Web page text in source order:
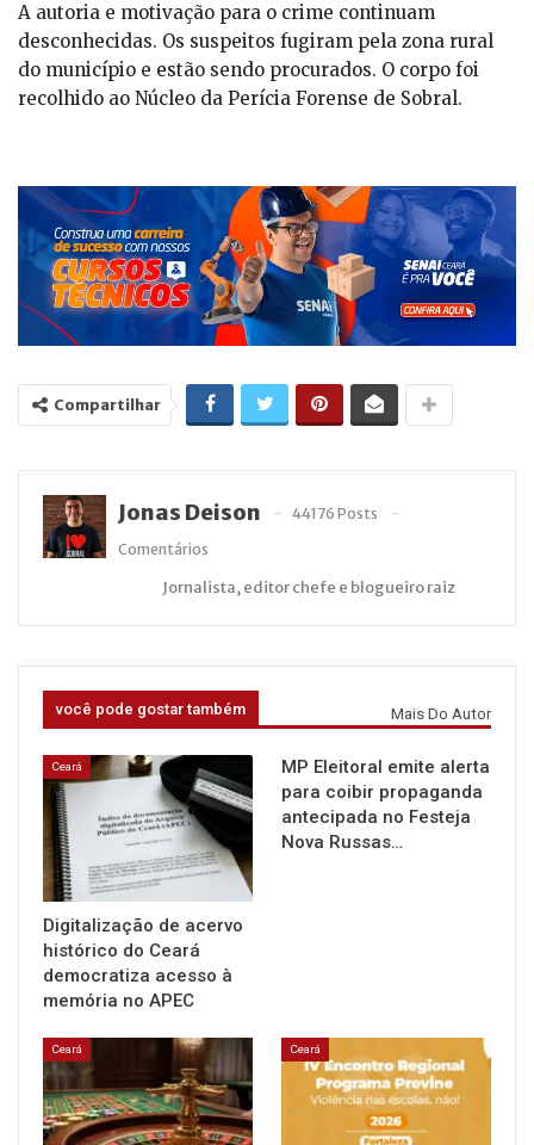
A autoria e motivação para o crime continuam
desconhecidas. Os suspeitos fugiram pela zona rural
do município e estão sendo procurados. O corpo foi
recolhido ao Núcleo da Perícia Forense de Sobral.
Compartilhar
Jonas Deison
44176 Posts
Comentários
Jornalista, editor chefe e blogueiro raiz
você pode gostar também Mais Do Autor
Ceará
Digitalização de acervo
histórico do Ceará
democratiza acesso à
memória no APEC
MP Eleitoral emite alerta
para coibir propaganda
antecipada no Festeja
Nova Russas…
Ceará Ceará